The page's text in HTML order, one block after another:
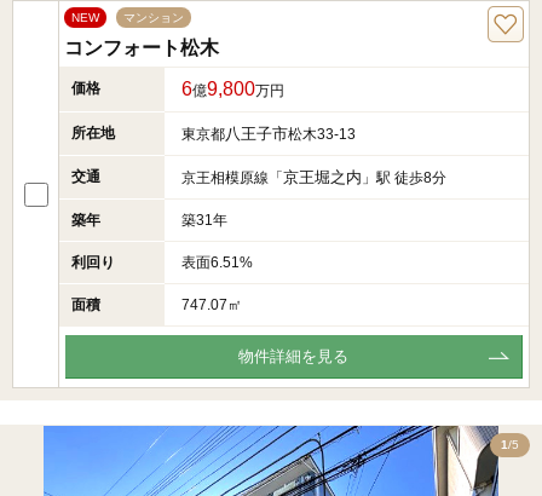
NEW マンション
コンフォート松木
価格 6億9,800万円
所在地 東京都八王子市松木33-13
交通 京王相模原線「 京王堀之内 」駅 徒歩8分
築年 築31年
利回り 表面6.51%
面積 747.07㎡
物件詳細を見る
1/5